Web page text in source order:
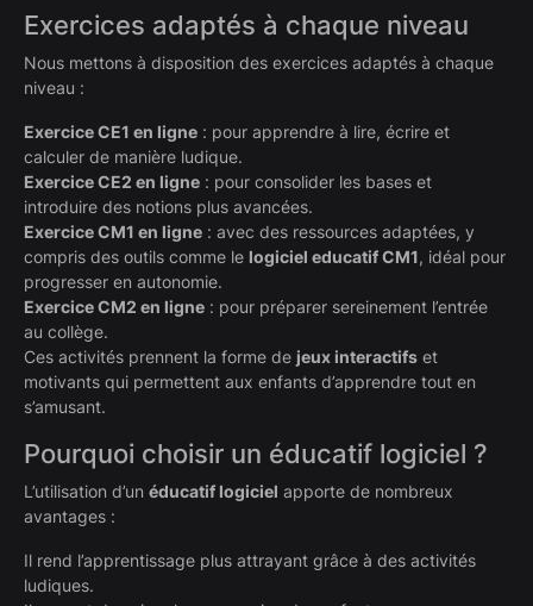
Exercices adaptés à chaque niveau
Nous mettons à disposition des exercices adaptés à chaque
niveau :
Exercice CE1 en ligne : pour apprendre à lire, écrire et
calculer de manière ludique.
Exercice CE2 en ligne : pour consolider les bases et
introduire des notions plus avancées.
Exercice CM1 en ligne : avec des ressources adaptées, y
compris des outils comme le logiciel educatif CM1, idéal pour
progresser en autonomie.
Exercice CM2 en ligne : pour préparer sereinement l’entrée
au collège.
Ces activités prennent la forme de jeux interactifs et
motivants qui permettent aux enfants d’apprendre tout en
s’amusant.
Pourquoi choisir un éducatif logiciel ?
L’utilisation d’un éducatif logiciel apporte de nombreux
avantages :
Il rend l’apprentissage plus attrayant grâce à des activités
ludiques.